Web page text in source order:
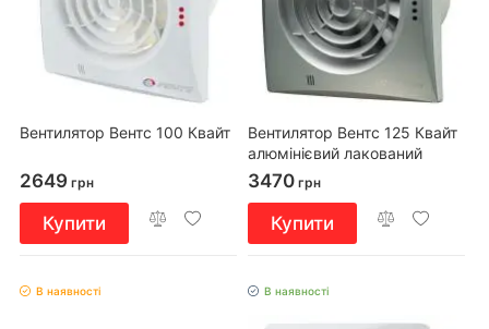
Вентилятор Вентс 100 Квайт
2649 грн
Купити
Вентилятор Вентс 125 Квайт
алюмінієвий лакований
3470 грн
Купити
В наявності В наявності